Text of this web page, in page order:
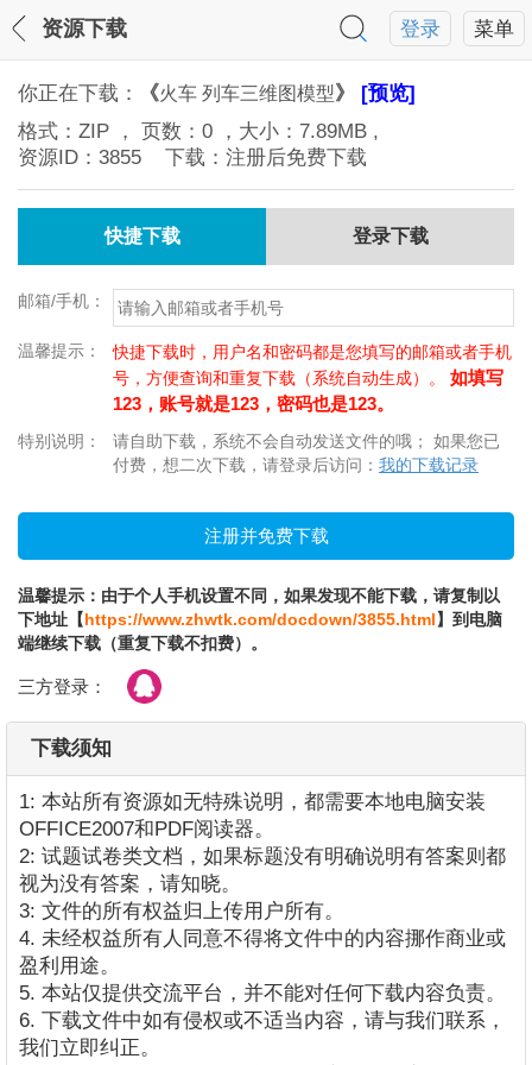
菜单
登录
资源下载
你正在下载： 《火车 列车三维图模型》 [预览]
格式： ZIP ， 页数： 0 ，大小： 7.89MB ,
资源ID： 3855 下载：注册后免费下载
快捷下载 登录下载
邮箱/手机：
温馨提示：
快捷下载时，用户名和密码都是您填写的邮箱或者手机
号，方便查询和重复下载（系统自动生成）。 如填写
123，账号就是123，密码也是123。
特别说明：
请自助下载，系统不会自动发送文件的哦； 如果您已
付费，想二次下载，请登录后访问： 我的下载记录
温馨提示：由于个人手机设置不同，如果发现不能下载，请复制以
下地址【https://www.zhwtk.com/docdown/3855.html】到电脑
端继续下载（重复下载不扣费）。
三方登录：
下载须知
1: 本站所有资源如无特殊说明，都需要本地电脑安装
OFFICE2007和PDF阅读器。
2: 试题试卷类文档，如果标题没有明确说明有答案则都
视为没有答案，请知晓。
3: 文件的所有权益归上传用户所有。
4. 未经权益所有人同意不得将文件中的内容挪作商业或
盈利用途。
5. 本站仅提供交流平台，并不能对任何下载内容负责。
6. 下载文件中如有侵权或不适当内容，请与我们联系，
我们立即纠正。